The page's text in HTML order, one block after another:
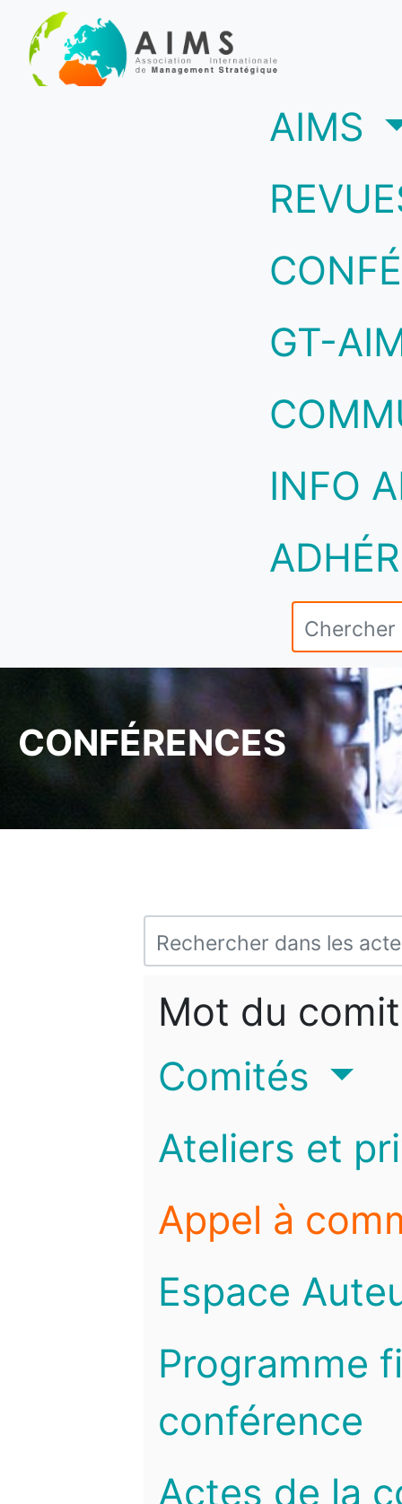
AIMS
GT-
INFO
CONFÉRENCES
Mot du
Comités
Ateliers et
Appel à
Espace
Programme
conférence
Actes de la